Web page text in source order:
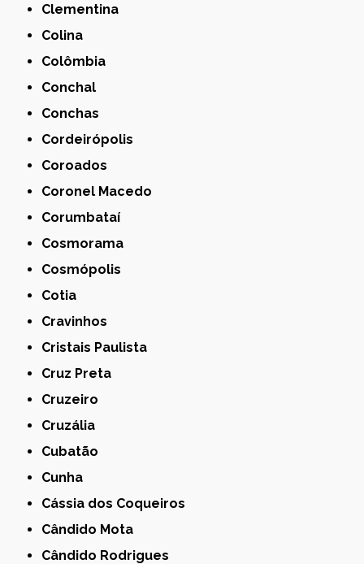
Clementina
Colina
Colômbia
Conchal
Conchas
Cordeirópolis
Coroados
Coronel Macedo
Corumbataí
Cosmorama
Cosmópolis
Cotia
Cravinhos
Cristais Paulista
Cruz Preta
Cruzeiro
Cruzália
Cubatão
Cunha
Cássia dos Coqueiros
Cândido Mota
Cândido Rodrigues